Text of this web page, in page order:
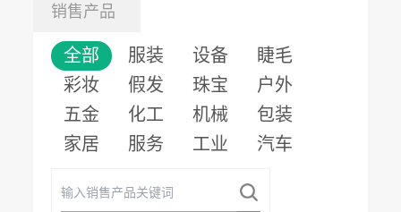
销售产品
全部 服装 设备
睫毛
彩妆
假发 珠宝
户外
五金
化工 机械
包装
家居
服务 工业 汽车